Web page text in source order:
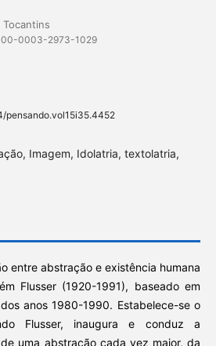
0003-2973-1029
pensando.vol15i35.4452
Imagem, Idolatria, textolatria,
entre abstração e existência humana
Flusser (1920-1991), baseado em
anos 1980-1990. Estabelece-se o
Flusser, inaugura e conduz a
uma abstração cada vez maior, da